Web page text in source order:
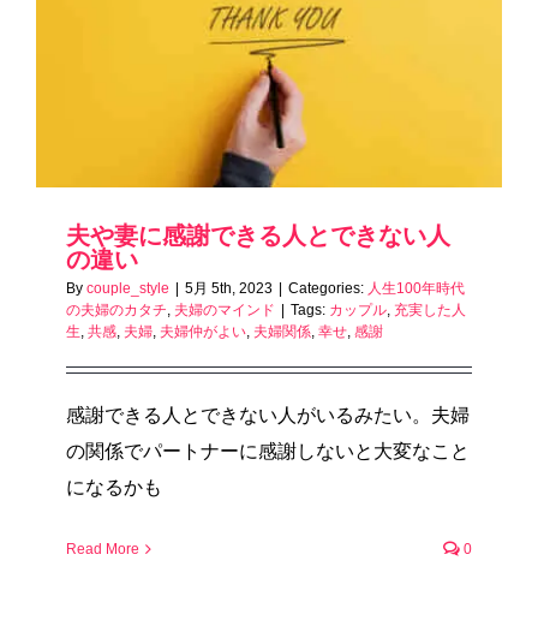
夫や妻に感謝できる人とできない人
の違い
By couple_style 5月 5th, 2023 Categories: 人生100年時代
の夫婦のカタチ, 夫婦のマインド Tags: カップル, 充実した人
生, 共感, 夫婦, 夫婦仲がよい, 夫婦関係, 幸せ, 感謝
感謝できる人とできない人がいるみたい。夫婦
の関係でパートナーに感謝しないと大変なこと
になるかも
Read More 0